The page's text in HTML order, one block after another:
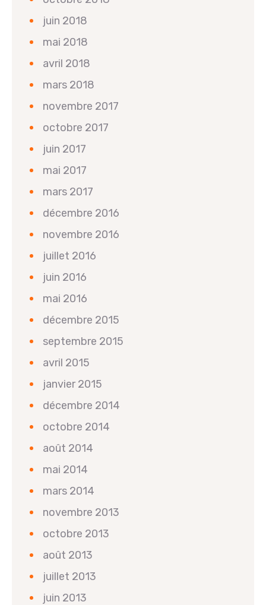
juin 2018
mai 2018
avril 2018
mars 2018
novembre 2017
octobre 2017
juin 2017
mai 2017
mars 2017
décembre 2016
novembre 2016
juillet 2016
juin 2016
mai 2016
décembre 2015
septembre 2015
avril 2015
janvier 2015
décembre 2014
octobre 2014
août 2014
mai 2014
mars 2014
novembre 2013
octobre 2013
août 2013
juillet 2013
juin 2013